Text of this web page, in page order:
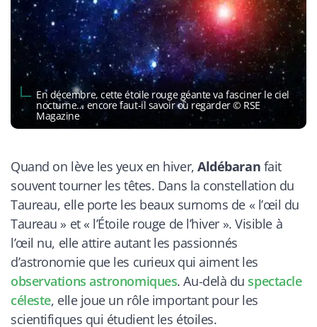
En décembre, cette étoile rouge géante va fasciner le ciel
nocturne… encore faut-il savoir où regarder © RSE
Magazine
Quand on lève les yeux en hiver,Aldébaran fait
souvent tourner les têtes. Dans la constellation du
Taureau, elle porte les beaux surnoms de « l’œil du
Taureau » et « l’Étoile rouge de l’hiver ». Visible à
l’œil nu, elle attire autant les passionnés
d’astronomie que les curieux qui aiment les
observations astronomiques. Au-delà duspectacle
céleste, elle joue un rôle important pour les
scientifiques qui étudient les étoiles.